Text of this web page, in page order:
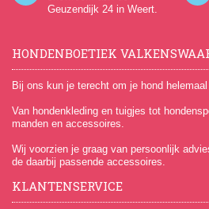
Geuzendijk 24 in Weert.
HONDENBOETIEK
Bij ons kun je terecht om je hond
Van hondenkleding en tuigjes tot
manden en accessoires.
Wij voorzien je graag van persoonlijk
de daarbij passende accessoires.
KLANTENSERVICE